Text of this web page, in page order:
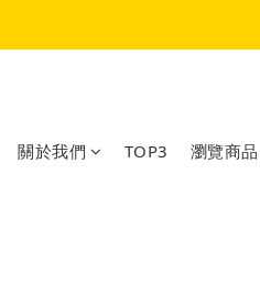
關於我們 TOP3 瀏覽商品